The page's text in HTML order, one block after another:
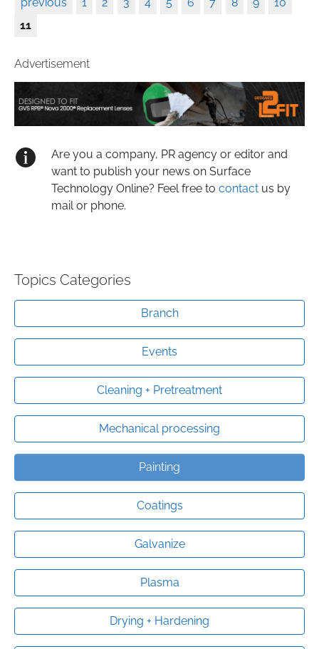
11
Advertisement
Are you a company, PR agency or editor and
want to publish your news on Surface
Technology Online? Feel free to contact us by
mail or phone.
Topics Categories
Branch
Events
Cleaning + Pretreatment
Mechanical processing
Painting
Coatings
Galvanize
Plasma
Drying + Hardening